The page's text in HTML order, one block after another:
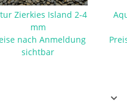
Zierkies Island 2-4
mm
nach Anmeldung
sichtbar